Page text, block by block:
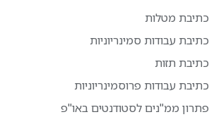
כתיבת מטלות
כתיבת עבודות סמינריוניות
כתיבת תזות
כתיבת עבודות פרוסמינריוניות
פתרון ממ"נים לסטודנטים באו"פ